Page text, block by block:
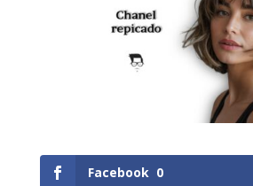
Facebook 0